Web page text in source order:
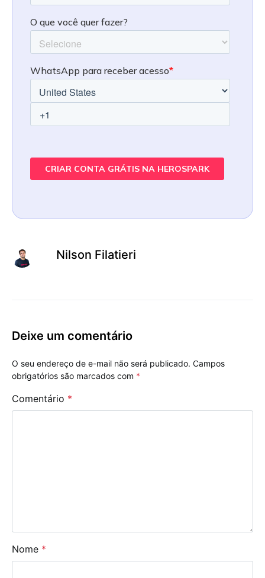
Nilson Filatieri
Deixe um comentário
O seu endereço de e-mail não será publicado. Campos
obrigatórios são marcados com *
Comentário *
Nome *